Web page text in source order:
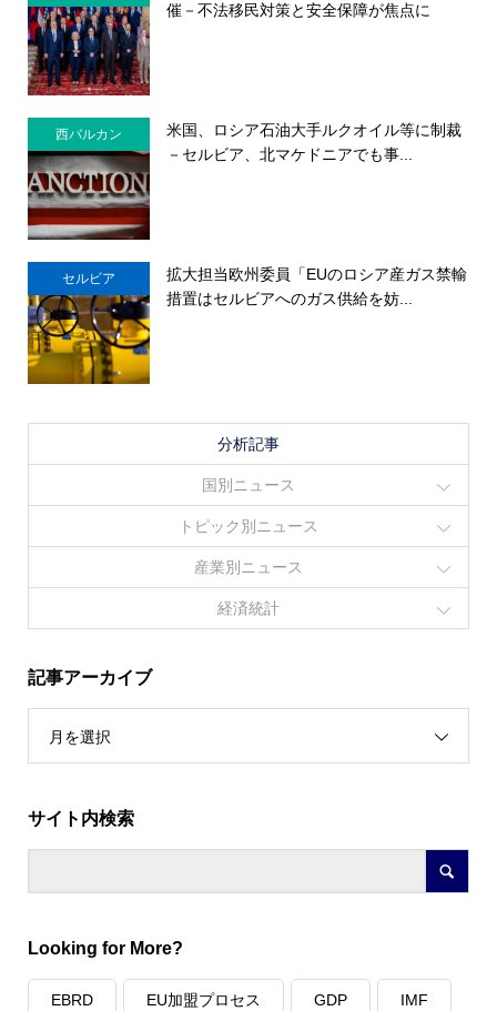
催－不法移民対策と安全保障が焦点に
西バルカン
米国、ロシア石油大手ルクオイル等に制裁
－セルビア、北マケドニアでも事...
セルビア
拡大担当欧州委員「EUのロシア産ガス禁輸
措置はセルビアへのガス供給を妨...
分析記事
国別ニュース
トピック別ニュース
産業別ニュース
経済統計
記事アーカイブ
月を選択
サイト内検索
Looking for More?
EBRD EU加盟プロセス GDP IMF